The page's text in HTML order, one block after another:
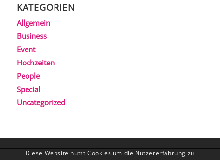
KATEGORIEN
Allgemein
Business
Event
Hochzeiten
People
Special
Uncategorized
Diese Website nutzt Cookies um die Nutzererfahrung zu